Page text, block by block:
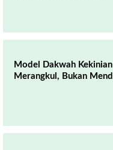
Model Dakwah
Merangkul, Bukan